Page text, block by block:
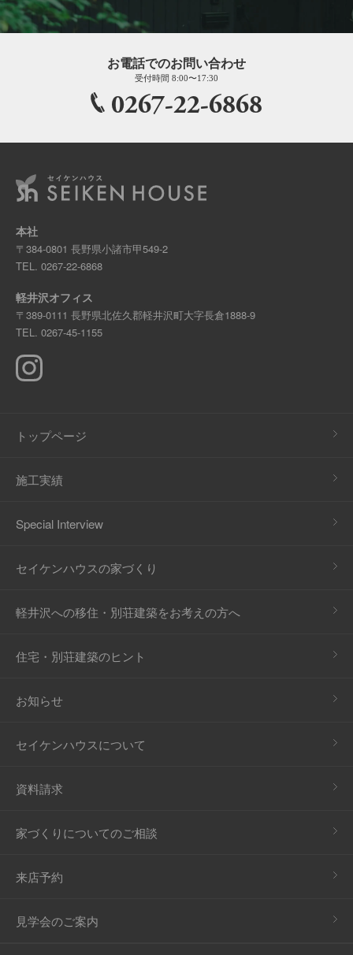
お電話でのお問い合わせ
受付時間 8:00〜17:30
0267-22-6868
本社
〒384-0801 長野県小諸市甲549-2
TEL. 0267-22-6868
軽井沢オフィス
〒389-0111 長野県北佐久郡軽井沢町大字長倉1888-9
TEL. 0267-45-1155
トップページ
施工実績
Special Interview
セイケンハウスの家づくり
軽井沢への移住・別荘建築をお考えの方へ
住宅・別荘建築のヒント
お知らせ
セイケンハウスについて
資料請求
家づくりについてのご相談
来店予約
見学会のご案内